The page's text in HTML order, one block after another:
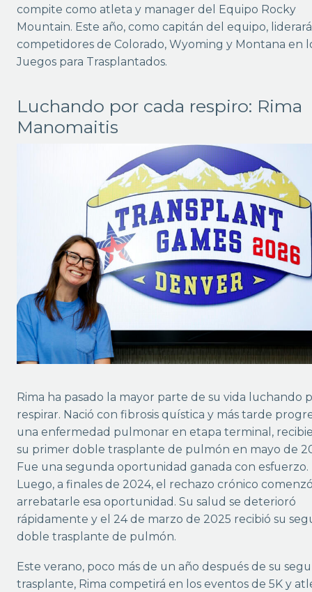
compite como atleta y manager del Equipo Rocky
Mountain. Este año, como capitán del equipo,
competidores de Colorado, Wyoming y Montana en
Juegos para Trasplantados.
Luchando por cada respiro: Rima
Manomaitis
Rima ha pasado la mayor parte de su vida luchando
respirar. Nació con fibrosis quística y más tarde
una enfermedad pulmonar en etapa terminal,
su primer doble trasplante de pulmón en mayo de
Fue una segunda oportunidad ganada con esfuerzo.
Luego, a finales de 2024, el rechazo crónico
arrebatarle esa oportunidad. Su salud se deterioró
rápidamente y el 24 de marzo de 2025 recibió su
doble trasplante de pulmón.
Este verano, poco más de un año después de su
trasplante, Rima competirá en los eventos de 5K y